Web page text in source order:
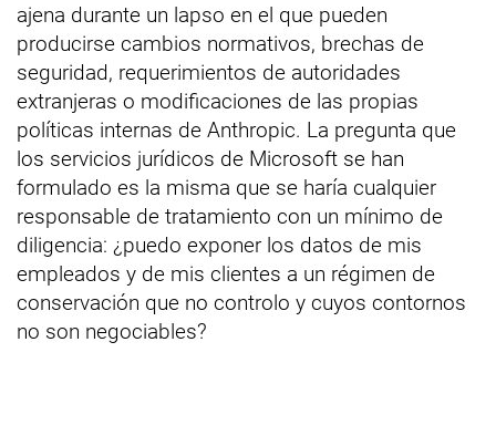
ajena durante un lapso en el que pueden
producirse cambios normativos, brechas de
seguridad, requerimientos de autoridades
extranjeras o modificaciones de las propias
políticas internas de Anthropic. La pregunta que
los servicios jurídicos de Microsoft se han
formulado es la misma que se haría cualquier
responsable de tratamiento con un mínimo de
diligencia: ¿puedo exponer los datos de mis
empleados y de mis clientes a un régimen de
conservación que no controlo y cuyos contornos
no son negociables?